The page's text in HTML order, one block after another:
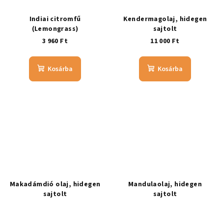
Indiai citromfű
(Lemongrass)
3 960 Ft
Kosárba
Kendermagolaj, hidegen
sajtolt
11 000 Ft
Kosárba
Makadámdió olaj, hidegen
sajtolt
Mandulaolaj, hidegen
sajtolt